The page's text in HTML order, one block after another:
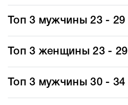
Топ 3 мужчины 23 - 29
Топ 3 женщины 23 - 29
Топ 3 мужчины 30 - 34